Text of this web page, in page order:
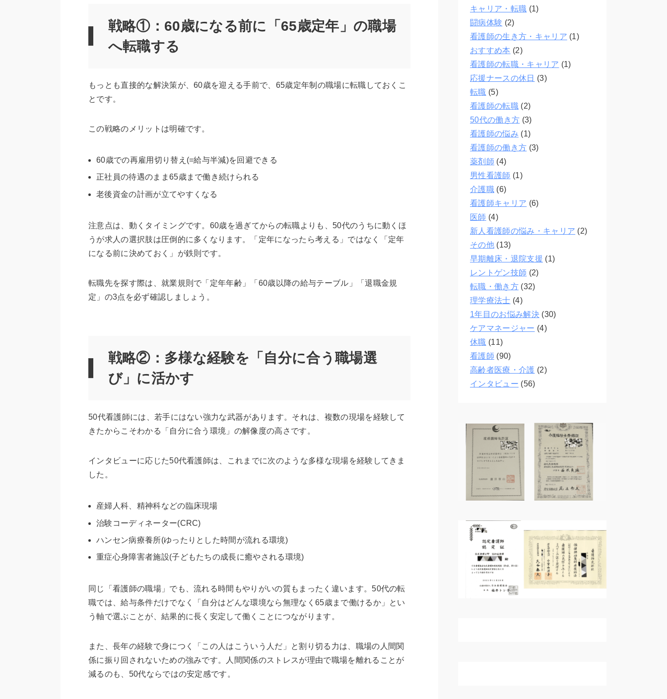
戦略①：60歳になる前に「65歳定年」の職場
へ転職する
もっとも直接的な解決策が、60歳を迎える手前で、65歳定年制の職場に転職しておくこ
とです。
この戦略のメリットは明確です。
60歳での再雇用切り替え(=給与半減)を回避できる
正社員の待遇のまま65歳まで働き続けられる
老後資金の計画が立てやすくなる
注意点は、動くタイミングです。60歳を過ぎてからの転職よりも、50代のうちに動くほ
うが求人の選択肢は圧倒的に多くなります。「定年になったら考える」ではなく「定年
になる前に決めておく」が鉄則です。
転職先を探す際は、就業規則で「定年年齢」「60歳以降の給与テーブル」「退職金規
定」の3点を必ず確認しましょう。
戦略②：多様な経験を「自分に合う職場選
び」に活かす
50代看護師には、若手にはない強力な武器があります。それは、複数の現場を経験して
きたからこそわかる「自分に合う環境」の解像度の高さです。
インタビューに応じた50代看護師は、これまでに次のような多様な現場を経験してきま
した。
産婦人科、精神科などの臨床現場
治験コーディネーター(CRC)
ハンセン病療養所(ゆったりとした時間が流れる環境)
重症心身障害者施設(子どもたちの成長に癒やされる環境)
同じ「看護師の職場」でも、流れる時間もやりがいの質もまったく違います。50代の転
職では、給与条件だけでなく「自分はどんな環境なら無理なく65歳まで働けるか」とい
う軸で選ぶことが、結果的に長く安定して働くことにつながります。
また、長年の経験で身につく「この人はこういう人だ」と割り切る力は、職場の人間関
係に振り回されないための強みです。人間関係のストレスが理由で職場を離れることが
減るのも、50代ならではの安定感です。
キャリア・転職 (1)
闘病体験 (2)
看護師の生き方・キャリア (1)
おすすめ本 (2)
看護師の転職・キャリア (1)
応援ナースの休日 (3)
転職 (5)
看護師の転職(2)
50代の働き方 (3)
看護師の悩み (1)
看護師の働き方 (3)
薬剤師 (4)
男性看護師 (1)
介護職(6)
看護師キャリア (6)
医師 (4)
新人看護師の悩み・キャリア (2)
その他(13)
早期離床・退院支援 (1)
レントゲン技師 (2)
転職・働き方(32)
理学療法士 (4)
1年目のお悩み解決(30)
ケアマネージャー (4)
休職 (11)
看護師 (90)
高齢者医療・介護 (2)
インタビュー (56)